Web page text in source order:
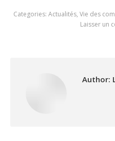
Categories: Actualités, Vie des
Laisser un
Author: